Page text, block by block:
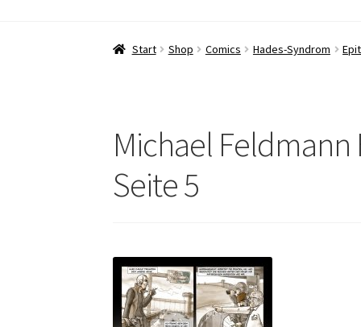
Start Shop Comics Hades-Syndrom
Michael
Seite 5